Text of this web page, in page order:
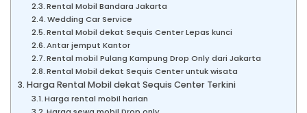
Rental Mobil Bandara Jakarta
Wedding Car Service
Rental Mobil dekat Sequis Center Lepas kunci
Antar jemput Kantor
Rental mobil Pulang Kampung Drop Only dari Jakarta
Rental Mobil dekat Sequis Center untuk wisata
Harga Rental Mobil dekat Sequis Center Terkini
Harga rental mobil harian